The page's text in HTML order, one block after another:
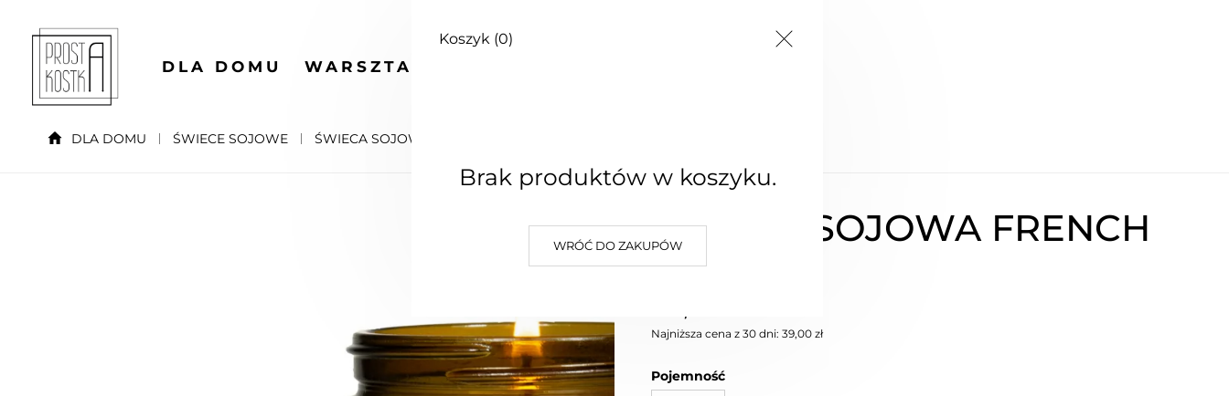
DLA DOMU WARSZTATY
Koszyk (0)
Brak produktów w koszyku.
WRÓĆ DO ZAKUPÓW
DLA DOMU ŚWIECE SOJOWE ŚWIECA SOJOWA FRENCH PEAR
ŚWIECA SOJOWA FRENCH
PEAR
Najniższa cena z 30 dni: 39,00 zł
Pojemność